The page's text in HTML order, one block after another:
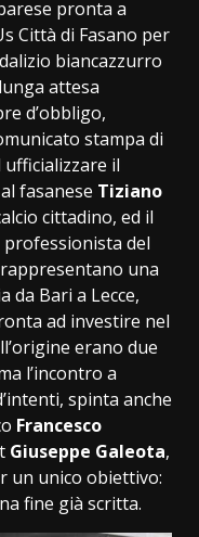
pronta a
Città di Fasano per
biancazzurro
attesa
d’obbligo,
stampa di
ufficializzare il
fasanese Tiziano
cittadino, ed il
professionista del
una
da Bari a Lecce,
ad investire nel
erano due
l’incontro a
spinta anche
Francesco
Giuseppe Galeota,
un unico obiettivo:
fine già scritta.